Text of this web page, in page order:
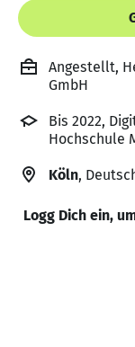
Angestellt,
GmbH
Bis 2022,
Hochschule
Köln,
Logg Dich ein,